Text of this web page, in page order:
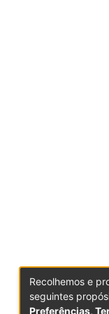
Recolhemos e
seguintes
Preferências,